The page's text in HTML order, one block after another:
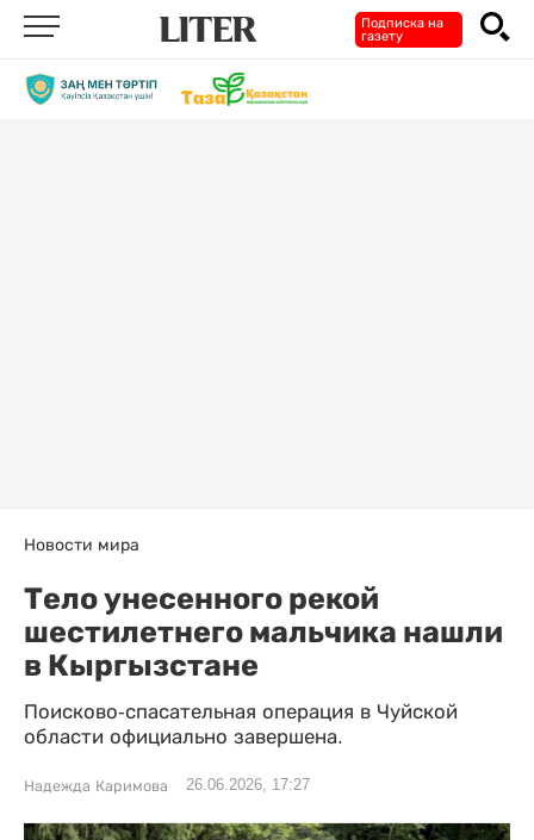
Подписка на
газету
Новости мира
Тело унесенного рекой
шестилетнего мальчика нашли
в Кыргызстане
Поисково-спасательная операция в Чуйской
области официально завершена.
Надежда Каримова 26.06.2026, 17:27